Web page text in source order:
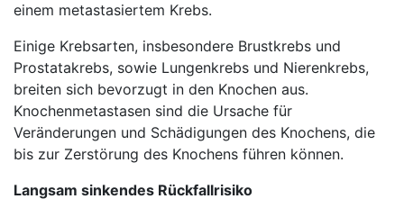
einem metastasiertem Krebs.
Einige Krebsarten, insbesondere Brustkrebs und
Prostatakrebs, sowie Lungenkrebs und Nierenkrebs,
breiten sich bevorzugt in den Knochen aus.
Knochenmetastasen sind die Ursache für
Veränderungen und Schädigungen des Knochens, die
bis zur Zerstörung des Knochens führen können.
Langsam sinkendes Rückfallrisiko